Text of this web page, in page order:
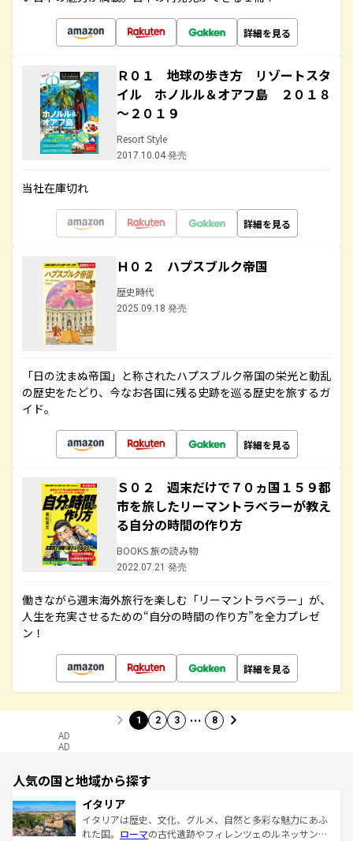
詳細を見る
Ｒ０１ 地球の歩き方 リゾートスタ
イル ホノルル＆オアフ島 ２０１８
～２０１９
Resort Style
2017.10.04 発売
当社在庫切れ
詳細を見る
Ｈ０２ ハプスブルク帝国
歴史時代
2025.09.18 発売
「日の沈まぬ帝国」と称されたハプスブルク帝国の栄光と動乱
の歴史をたどり、今なお各国に残る史跡を巡る歴史を旅するガ
イド。
詳細を見る
Ｓ０２ 週末だけで７０ヵ国１５９都
市を旅したリーマントラベラーが教え
る自分の時間の作り方
BOOKS 旅の読み物
2022.07.21 発売
働きながら週末海外旅行を楽しむ「リーマントラベラー」が、
人生を充実させるための“自分の時間の作り方”を全力プレゼ
ン！
詳細を見る
1 2 3 … 8
AD
AD
人気の国と地域から探す
イタリア
イタリアは歴史、文化、グルメ、自然と多彩な魅力にあふ
れた国。 ローマの古代遺跡やフィレンツェのルネッサンス